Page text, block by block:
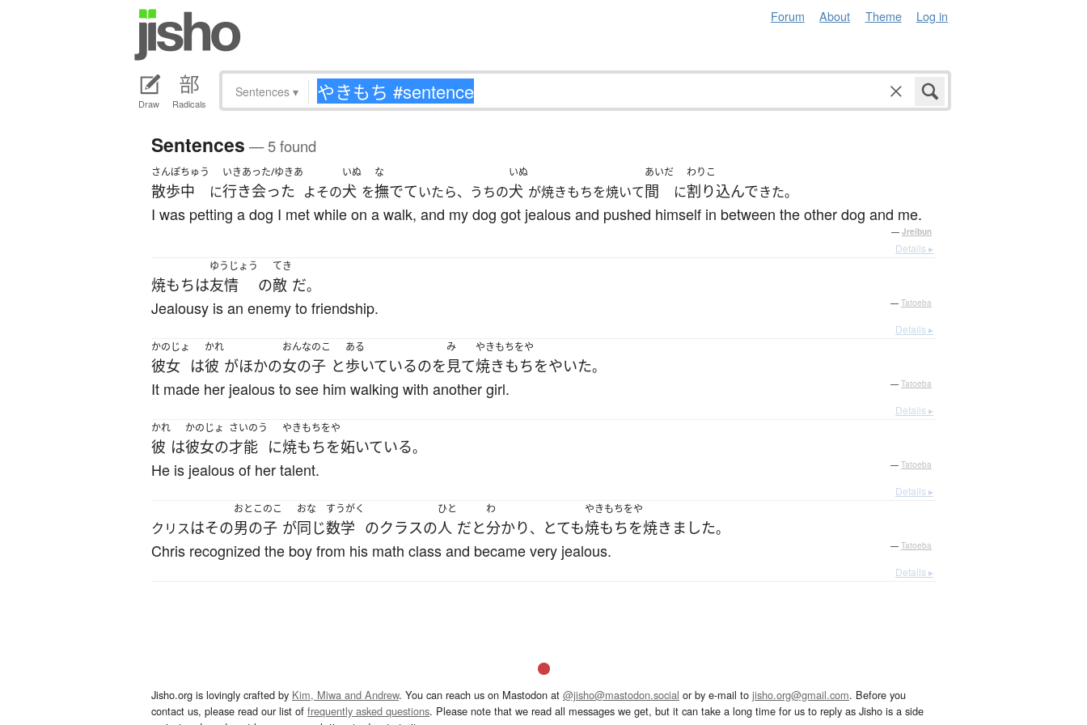
Forum About Theme Log in
Draw Radicals
Sentences ▾
Sentences — 5 found
さんぽちゅう
散歩中 に
いきあった/ゆきあ
行き会った よその
いぬ
犬 を
な
撫でていたら、うちの
いぬ
犬 が焼きもちを焼いて
あいだ
間 に
わりこ
割り込んできた。
I was petting a dog I met while on a walk, and my dog got jealous and pushed himself in between the other dog and me.
— Jreibun
Details ▸
焼もちは
ゆうじょう
友情 の
てき
敵 だ。
Jealousy is an enemy to friendship. — Tatoeba
Details ▸
かのじょ
彼女 は
かれ
彼 がほかの
おんなのこ
女の子 と
ある
歩いているのを
み
見て
やきもちをや
焼きもちをやいた。
It made her jealous to see him walking with another girl. — Tatoeba
Details ▸
かれ
彼 は
かのじょ
彼女の
さいのう
才能 に
やきもちをや
焼もちを妬いている。
He is jealous of her talent. — Tatoeba
Details ▸
クリスはその
おとこのこ
男の子 が
おな
同じ
すうがく
数学 のクラスの
ひと
人 だと
わ
分かり、 とても
やきもちをや
焼もちを焼きました。
Chris recognized the boy from his math class and became very jealous. — Tatoeba
Details ▸
Jisho.org is lovingly crafted by Kim, Miwa and Andrew. You can reach us on Mastodon at @jisho@mastodon.social or by e-mail to jisho.org@gmail.com. Before you
contact us, please read our list of frequently asked questions. Please note that we read all messages we get, but it can take a long time for us to reply as Jisho is a side